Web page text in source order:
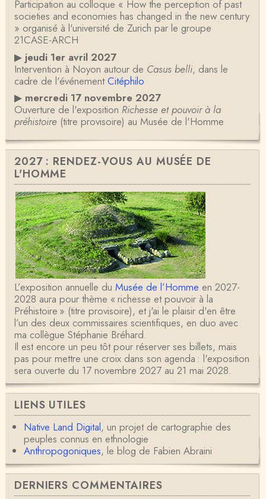
Participation au colloque « How the perception of past
societies and economies has changed in the new century
» organisé à l'université de Zurich par le groupe
21CASE-ARCH
▶ jeudi 1er avril 2027
Intervention à Noyon autour de Casus belli, dans le
cadre de l'événementCitéphilo
▶ mercredi 17 novembre 2027
Ouverture de l'exposition Richesse et pouvoir à la
préhistoire(titre provisoire) au Musée de l'Homme
2027 : RENDEZ-VOUS AU MUSÉE DE
L'HOMME
L’exposition annuelle du Musée de l’Homme en 2027-
2028 aura pour thème « richesse et pouvoir à la
Préhistoire » (titre provisoire), et j'ai le plaisir d'en être
l’un des deux commissaires scientifiques, en duo avec
ma collègue Stéphanie Bréhard.
Il est encore un peu tôt pour réserver ses billets, mais
pas pour mettre une croix dans son agenda : l'exposition
sera ouverte du 17 novembre 2027 au 21 mai 2028.
LIENS UTILES
Native Land Digital, un projet de cartographie des
peuples connus en ethnologie
Anthropogoniques, le blog de Fabien Abraini
DERNIERS COMMENTAIRES